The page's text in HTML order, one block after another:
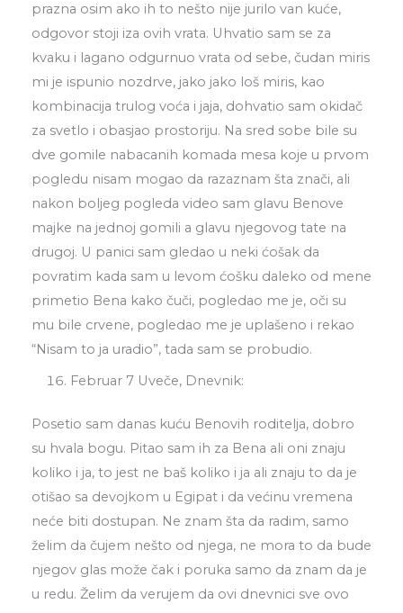
prazna osim ako ih to nešto nije jurilo van kuće,
odgovor stoji iza ovih vrata. Uhvatio sam se za
kvaku i lagano odgurnuo vrata od sebe, čudan miris
mi je ispunio nozdrve, jako jako loš miris, kao
kombinacija trulog voća i jaja, dohvatio sam okidač
za svetlo i obasjao prostoriju. Na sred sobe bile su
dve gomile nabacanih komada mesa koje u prvom
pogledu nisam mogao da razaznam šta znači, ali
nakon boljeg pogleda video sam glavu Benove
majke na jednoj gomili a glavu njegovog tate na
drugoj. U panici sam gledao u neki ćošak da
povratim kada sam u levom ćošku daleko od mene
primetio Bena kako čuči, pogledao me je, oči su
mu bile crvene, pogledao me je uplašeno i rekao
“Nisam to ja uradio”, tada sam se probudio.
Februar 7 Uveče, Dnevnik:
Posetio sam danas kuću Benovih roditelja, dobro
su hvala bogu. Pitao sam ih za Bena ali oni znaju
koliko i ja, to jest ne baš koliko i ja ali znaju to da je
otišao sa devojkom u Egipat i da većinu vremena
neće biti dostupan. Ne znam šta da radim, samo
želim da čujem nešto od njega, ne mora to da bude
njegov glas može čak i poruka samo da znam da je
u redu. Želim da verujem da ovi dnevnici sve ovo